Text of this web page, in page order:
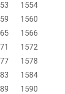
1554
1560
1566
1572
1578
1584
1590